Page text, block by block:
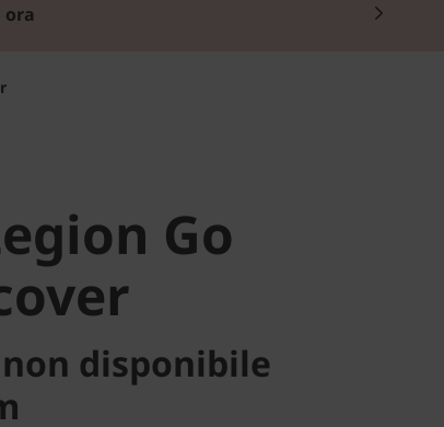
ora
Go
disponibile